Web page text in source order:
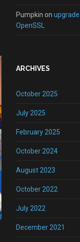
Pumpkin on
OpenSSL
ARCHIVES
October 2025
July 2025
February 2025
October 2024
August 2023
October 2022
July 2022
December 2021